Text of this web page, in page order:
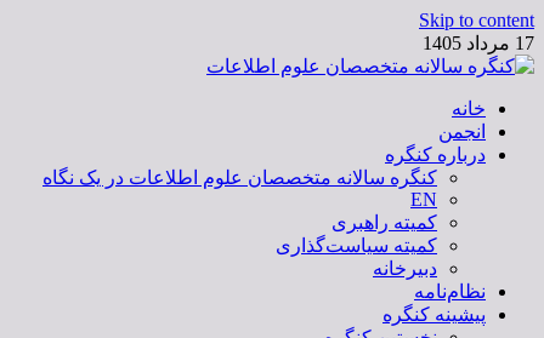
Skip to content
17 مرداد 1405
کنگره سالانه متخصصان علوم اطلاعات
خانه
انجمن
درباره کنگره
کنگره سالانه متخصصان علوم اطلاعات در یک نگاه
EN
کمیته راهبری
کمیته سیاست‌گذاری
دبیرخانه
نظام‌نامه
پیشینه کنگره